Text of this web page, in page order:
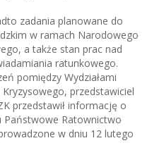
zadania planowane do
w ramach Narodowego
a także stan prac nad
ratunkowego.
pomiędzy Wydziałami
przedstawiciel
przedstawił informację o
Państwowe Ratownictwo
w dniu 12 lutego